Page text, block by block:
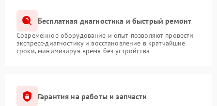
Бесплатная диагностика и быстрый ремонт
Современное оборудование и опыт позволяют провести
экспресс-диагностику и восстановление в кратчайшие
сроки, минимизируя время без устройства
Гарантия на работы и запчасти